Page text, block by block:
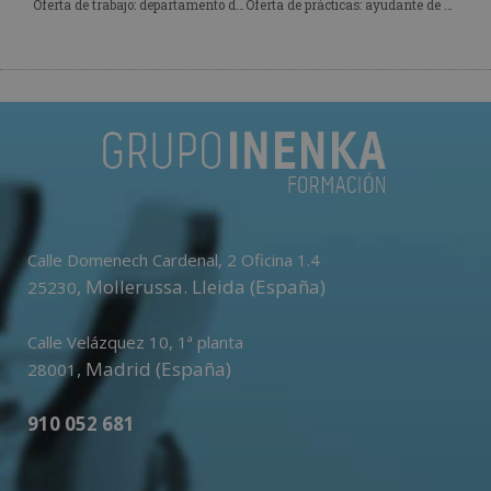
Oferta de trabajo: departamento de enoturismo Oferta de prácticas: ayudante de camarero/a
Calle Domenech Cardenal, 2 Oficina 1.4
25230, Mollerussa. Lleida (España)
Calle Velázquez 10, 1ª planta
28001, Madrid (España)
910 052 681